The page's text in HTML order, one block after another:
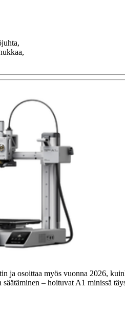
ja osoittaa myös vuonna 2026,
– hoituvat A1 minissä